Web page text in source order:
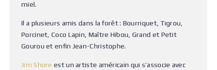
miel.
Il a plusieurs amis dans la forêt : Bourriquet, Tigrou,
Porcinet, Coco Lapin, Maître Hibou, Grand et Petit
Gourou et enfin Jean-Christophe.
Jim Shore est un artiste américain qui s’associe avec